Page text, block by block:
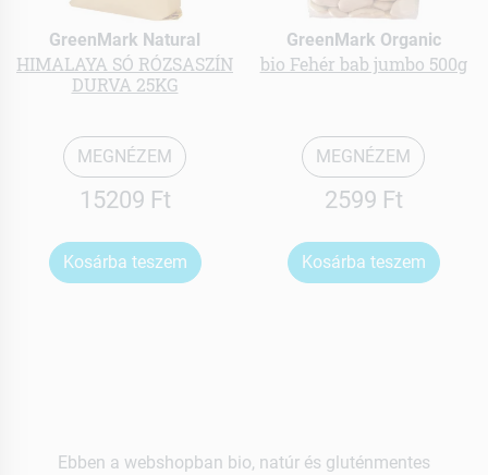
GreenMark Natural
HIMALAYA SÓ RÓZSASZÍN
DURVA 25KG
MEGNÉZEM
15209 Ft
Kosárba teszem
GreenMark Organic
bio Fehér bab jumbo 500g
MEGNÉZEM
2599 Ft
Kosárba teszem
Ebben a webshopban bio, natúr és gluténmentes